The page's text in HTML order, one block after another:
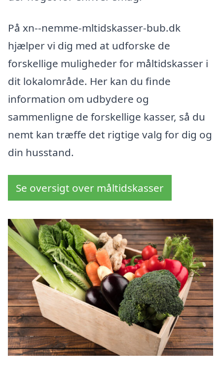
På xn--nemme-mltidskasser-bub.dk
hjælper vi dig med at udforske de
forskellige muligheder for måltidskasser i
dit lokalområde. Her kan du finde
information om udbydere og
sammenligne de forskellige kasser, så du
nemt kan træffe det rigtige valg for dig og
din husstand.
Se oversigt over måltidskasser